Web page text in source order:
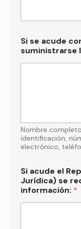
Si se acude
suministrarse
Nombre
identificación,
electrónico,
Si acude el
Jurídica) se
información: *